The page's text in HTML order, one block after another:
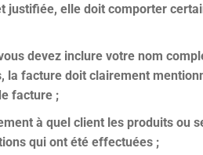
justifiée, elle doit comporter
devez inclure votre nom
la facture doit clairement
facture ;
à quel client les produits ou
qui ont été effectuées ;